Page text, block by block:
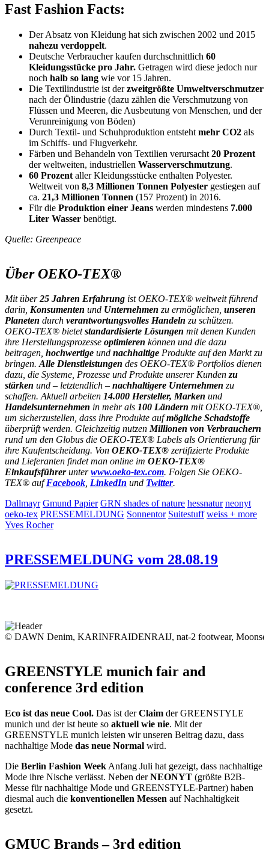
Fast Fashion Facts:
Der Absatz von Kleidung hat sich zwischen 2002 und 2015
nahezu verdoppelt.
Deutsche Verbraucher kaufen durchschnittlich 60
Kleidungsstücke pro Jahr. Getragen wird diese jedoch nur
noch halb so lang wie vor 15 Jahren.
Die Textilindustrie ist derzweitgrößte Umweltverschmutzer
nach der Ölindustrie (dazu zählen die Verschmutzung von
Flüssen und Meeren, die Ausbeutung von Menschen, und der
Verunreinigung von Böden)
Durch Textil- und Schuhproduktion entsteht mehr CO2 als
im Schiffs- und Flugverkehr.
Färben und Behandeln von Textilien verursacht 20 Prozent
der weltweiten, industriellen Wasserverschmutzung.
60 Prozent aller Kleidungsstücke enthalten Polyester.
Weltweit von 8,3 Millionen Tonnen Polyester gestiegen auf
ca. 21,3 Millionen Tonnen (157 Prozent) in 2016.
Für die Produktion einer Jeans werden mindestens 7.000
Liter Wasser benötigt.
Quelle: Greenpeace
Über OEKO-TEX®
Mit über25 Jahren Erfahrung ist OEKO-TEX® weltweit führend
darin, Konsumenten und Unternehmen zu ermöglichen, unseren
Planeten durch verantwortungsvolles Handeln zu schützen.
OEKO-TEX® bietetstandardisierte Lösungen mit denen Kunden
ihre Herstellungsprozesse optimieren können und die dazu
beitragen, hochwertige und nachhaltige Produkte auf den Markt zu
bringen.Alle Dienstleistungen des OEKO-TEX® Portfolios dienen
dazu, die Systeme, Prozesse und Produkte unserer Kundenzu
stärken und – letztendlich – nachhaltigere Unternehmen zu
schaffen. Aktuell arbeiten 14.000 Hersteller, Marken und
Handelsunternehmen in mehr als 100 Ländern mit OEKO-TEX®,
um sicherzustellen, dass ihre Produkte aufmögliche Schadstoffe
überprüft werden. Gleichzeitig nutzenMillionen von Verbrauchern
rund um den Globus die OEKO-TEX® Labels als Orientierung für
ihre Kaufentscheidung. Von OEKO-TEX® zertifizierte Produkte
und Lieferanten findet man online im OEKO-TEX®
Einkaufsführerunterwww.oeko-tex.com. Folgen Sie OEKO-
TEX® aufFacebook, LinkedIn und Twitter.
Dallmayr Gmund Papier GRN shades of nature hessnatur neonyt
oeko-tex PRESSEMELDUNG Sonnentor Suitestuff weiss + more
Yves Rocher
PRESSEMELDUNG vom 28.08.19
© DAWN Denim, KARINFRAIDENRAIJ, nat-2 footwear,
GREENSTYLE munich fair and
conference 3rd edition
Eco ist das neue Cool. Das ist derClaim der GREENSTYLE
munich und der ist heute so aktuell wie nie. Mit der
GREENSTYLE munich leisten wir unseren Beitrag dazu, dass
nachhaltige Mode das neue Normal wird.
Die Berlin Fashion Week Anfang Juli hat gezeigt, dass nachhaltige
Mode ihre Nische verlässt. Neben derNEONYT (größte B2B-
Messe für nachhaltige Mode und GREENSTYLE-Partner) haben
diesmal auch die konventionellen Messen auf Nachhaltigkeit
gesetzt.
GMUC Brands – 3rd edition